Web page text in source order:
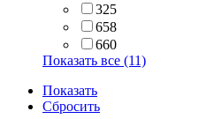
325
658
660
Показать все (11)
Показать
Сбросить